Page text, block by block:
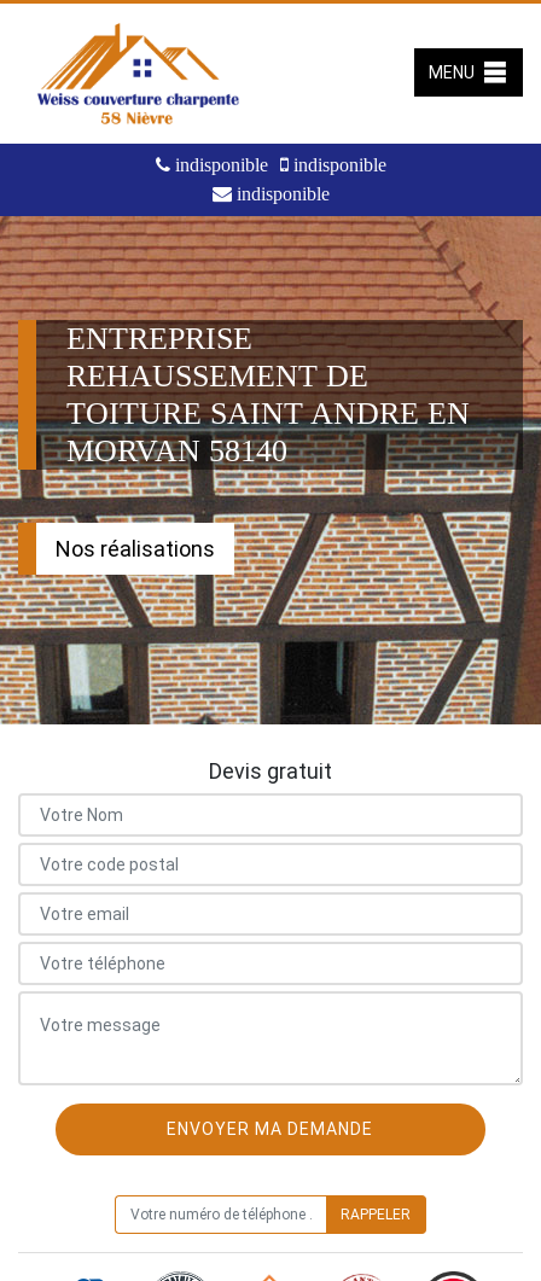
indisponible
indisponible
indisponible
MENU
ENTREPRISE
REHAUSSEMENT DE
TOITURE SAINT ANDRE EN
MORVAN 58140
Nos réalisations
Devis gratuit